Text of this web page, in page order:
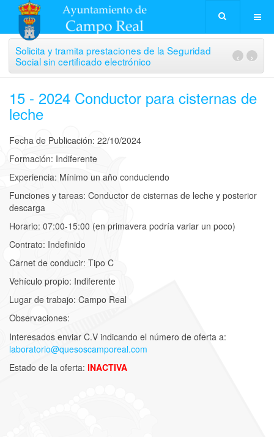
Solicita y tramita prestaciones de la Seguridad
Social sin certificado electrónico
›
‹
15 - 2024 Conductor para cisternas de
leche
Fecha de Publicación: 22/10/2024
Formación: Indiferente
Experiencia: Mínimo un año conduciendo
Funciones y tareas: Conductor de cisternas de leche y posterior
descarga
Horario: 07:00-15:00 (en primavera podría variar un poco)
Contrato: Indefinido
Carnet de conducir: Tipo C
Vehículo propio: Indiferente
Lugar de trabajo: Campo Real
Observaciones:
Interesados enviar C.V indicando el número de oferta a:
laboratorio@quesoscamporeal.com
Estado de la oferta: INACTIVA